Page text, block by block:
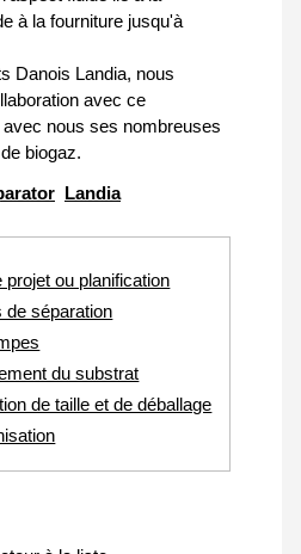
à la fourniture jusqu'à
Danois Landia, nous
avec ce
nous ses nombreuses
biogaz.
Landia
ou planification
séparation
du substrat
de taille et de déballage